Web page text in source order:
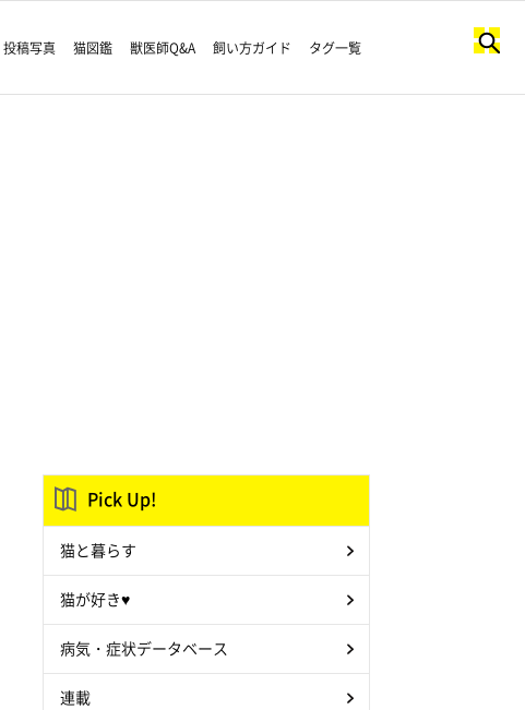
投稿写真 猫図鑑 獣医師Q&A 飼い方ガイド タグ一覧
Pick Up!
猫と暮らす
猫が好き♥
病気・症状データベース
連載